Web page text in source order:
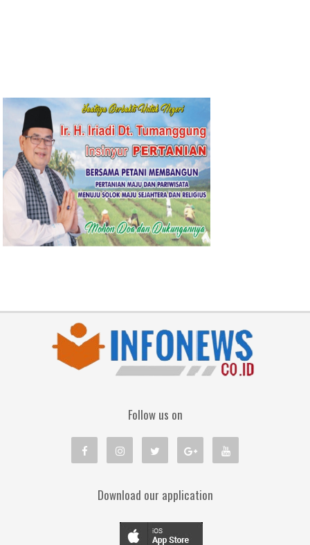
Follow us on
Download our application